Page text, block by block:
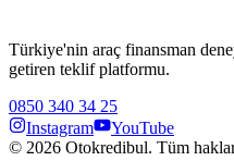
Türkiye'nin araç finansman
getiren teklif platformu.
0850 340 34 25
Instagram
YouTube
© 2026 Otokredibul. Tüm